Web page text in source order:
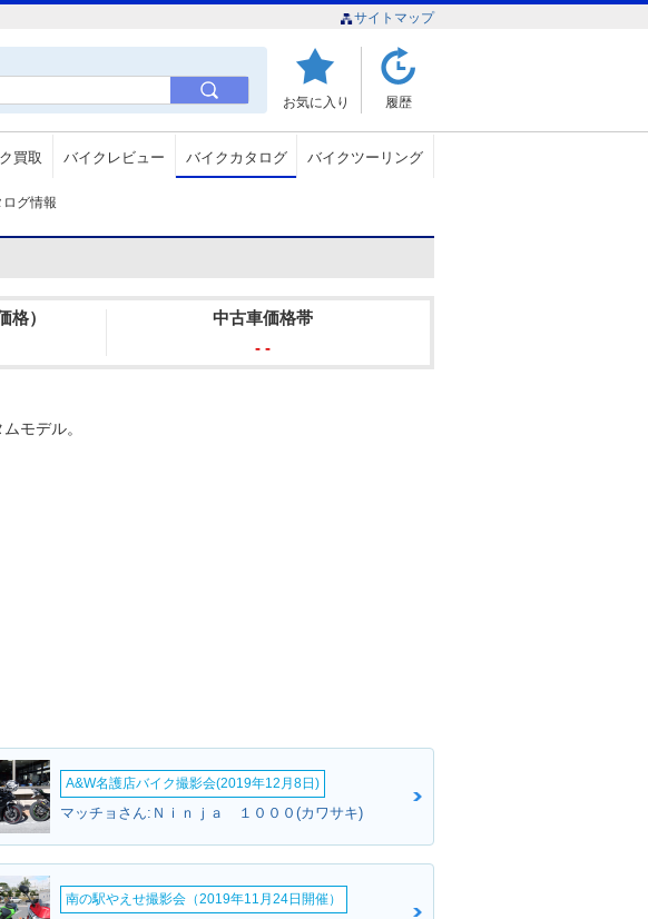
サイトマップ
お気に入り 履歴
買取 バイクレビュー バイクカタログ バイクツーリング
グ情報
格）
中古車価格帯
- -
モデル。
A&W名護店バイク撮影会(2019年12月8日)
マッチョさん:Ｎｉｎｊａ １０００(カワサキ)
南の駅やえせ撮影会（2019年11月24日開催）